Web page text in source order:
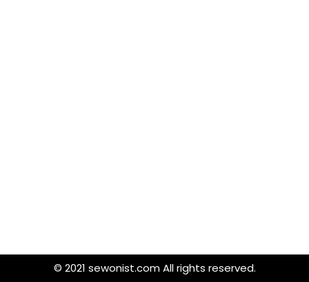
© 2021 sewonist.com All rights reserved.